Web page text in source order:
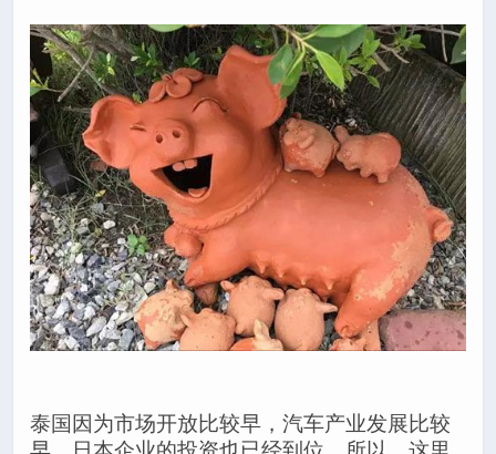
泰国因为市场开放比较早，汽车产业发展比较
早，日本企业的投资也已经到位。所以，这里